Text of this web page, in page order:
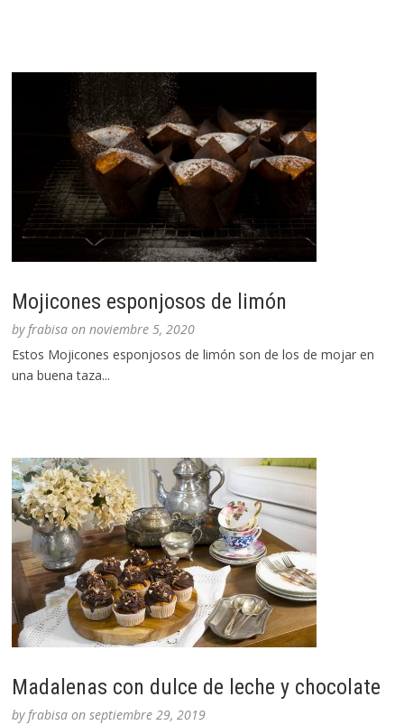
Mojicones esponjosos de limón
byfrabisa onnoviembre 5, 2020
Estos Mojicones esponjosos de limón son de los de mojar en
una buena taza...
Madalenas con dulce de leche y chocolate
byfrabisa onseptiembre 29, 2019